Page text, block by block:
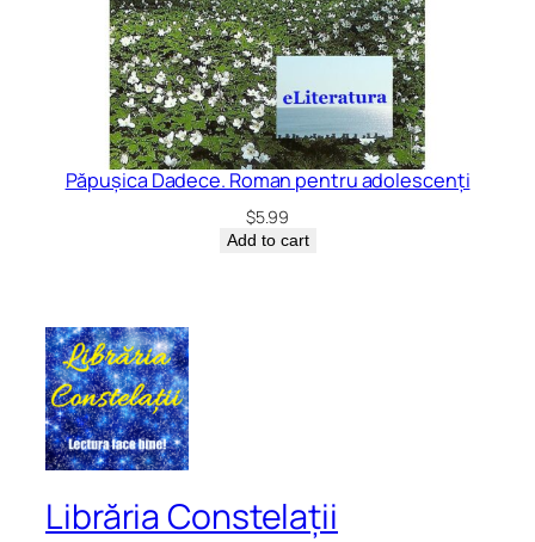
Păpușica Dadece. Roman pentru adolescenți
$5.99
Add to cart
Librăria Constelații